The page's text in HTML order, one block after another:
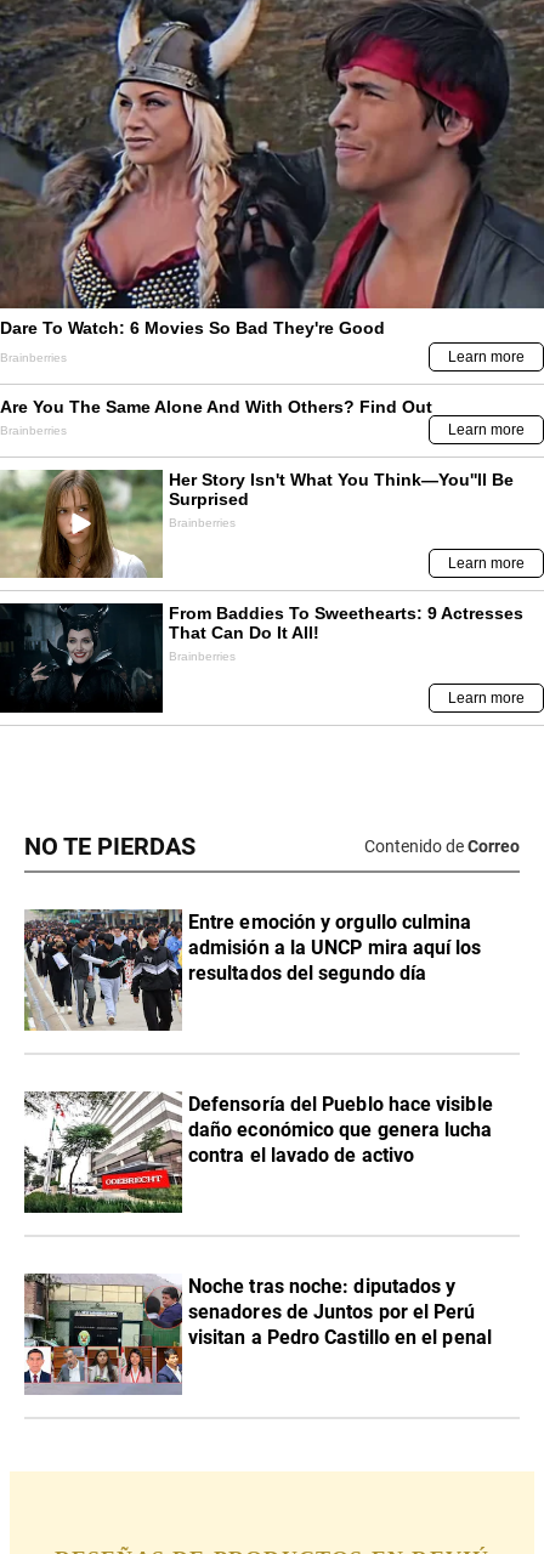
NO TE PIERDAS Contenido deCorreo
Entre emoción y orgullo culmina
admisión a la UNCP mira aquí los
resultados del segundo día
Defensoría del Pueblo hace visible
daño económico que genera lucha
contra el lavado de activo
Noche tras noche: diputados y
senadores de Juntos por el Perú
visitan a Pedro Castillo en el penal